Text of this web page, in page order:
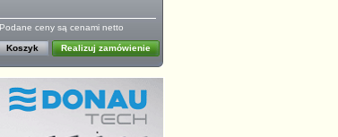
Podane ceny są cenami netto
Koszyk Realizuj zamówienie